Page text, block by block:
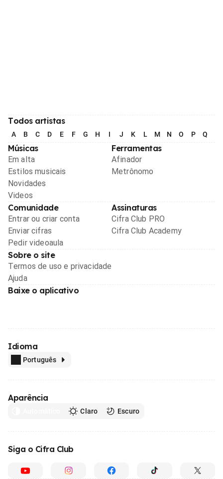
Todos artistas
A B C D E F G H I J K L M N O P Q
Músicas
Em alta
Estilos musicais
Novidades
Videos
Ferramentas
Afinador
Metrônomo
Comunidade
Entrar ou criar conta
Enviar cifras
Pedir videoaula
Assinaturas
Cifra Club PRO
Cifra Club Academy
Sobre o site
Termos de uso e privacidade
Ajuda
Baixe o aplicativo
Idioma
Português
Aparência
Claro Escuro
Siga o Cifra Club